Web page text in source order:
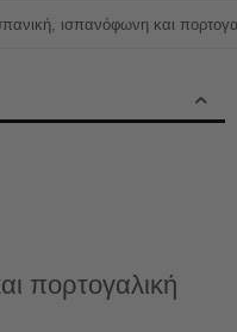
ισπανόφωνη και
πορτογαλική